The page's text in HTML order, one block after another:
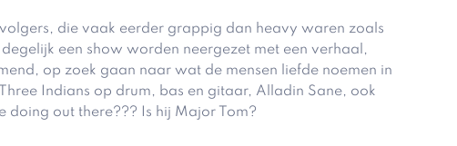
die vaak eerder grappig dan heavy waren zoals
een show worden neergezet met een verhaal,
op zoek gaan naar wat de mensen liefde noemen in
Indians op drum, bas en gitaar, Alladin Sane, ook
out there??? Is hij Major Tom?